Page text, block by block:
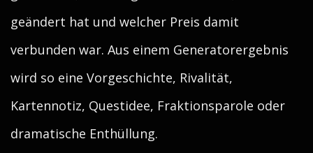
geändert hat und welcher Preis damit
verbunden war. Aus einem Generatorergebnis
wird so eine Vorgeschichte, Rivalität,
Kartennotiz, Questidee, Fraktionsparole oder
dramatische Enthüllung.